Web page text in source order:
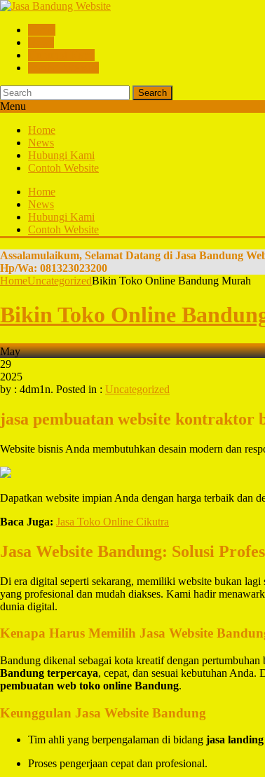
Search
Menu
Home
News
Hubungi Kami
Contoh Website
Home
News
Hubungi Kami
Contoh Website
Assalamulaikum, Selamat Datang di Jasa Bandung
Hp/Wa: 081323023200
HomeUncategorizedBikin Toko Online Bandung Murah
Bikin Toko Online
May
29
2025
by : 4dm1n. Posted in : Uncategorized
jasa pembuatan website kontraktor
Website bisnis Anda membutuhkan desain modern dan
Dapatkan website impian Anda dengan harga terbaik dan
Baca Juga: Jasa Toko Online Cikutra
Jasa Website Bandung: Solusi
Di era digital seperti sekarang, memiliki website bukan
yang profesional dan mudah diakses. Kami hadir
dunia digital.
Kenapa Harus Memilih Jasa Website
Bandung dikenal sebagai kota kreatif dengan
Bandung terpercaya, cepat, dan sesuai kebutuhan Anda.
pembuatan web toko online Bandung.
Keunggulan Jasa Website Bandung
Tim ahli yang berpengalaman di bidang jasa
Proses pengerjaan cepat dan profesional.